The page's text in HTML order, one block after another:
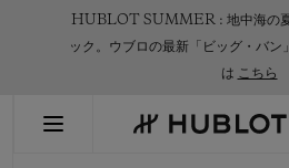
HUBLOT SUMMER : 地中海の夏
ック。ウブロの最新「ビッグ・バン
は こちら